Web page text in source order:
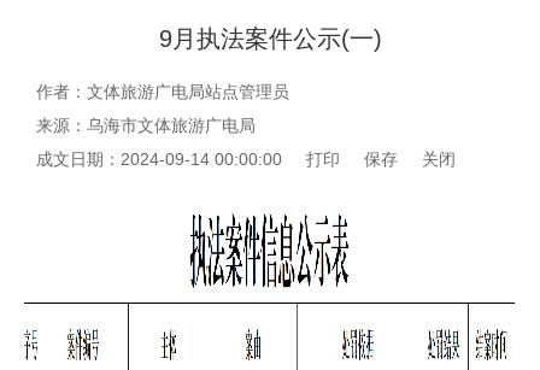
9月执法案件公示(一)
作者：文体旅游广电局站点管理员
来源：乌海市文体旅游广电局
成文日期：2024-09-14 00:00:00
打印 保存 关闭